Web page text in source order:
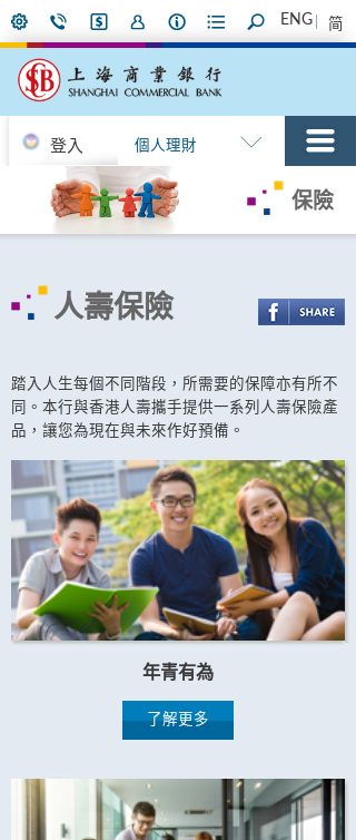
ENG 简
登入 個人理財
保險
人壽保險
踏入人生每個不同階段，所需要的保障亦有所不
同。本行與香港人壽攜手提供一系列人壽保險產
品，讓您為現在與未來作好預備。
年青有為
了解更多